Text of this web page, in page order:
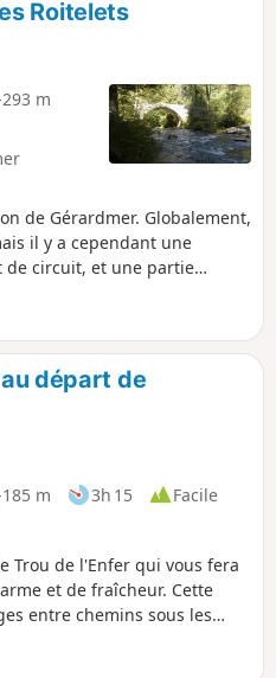
en plein milieu des
toute l'année...Il s'agit d'un
Roitelets
m
de Gérardmer. Globalement,
il y a cependant une
de circuit, et une partie
qui peut être agréable par
attention, les rochers
départ de
m 3h 15
Facile
Trou de l'Enfer qui vous fera
et de fraîcheur. Cette
entre chemins sous les